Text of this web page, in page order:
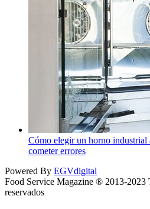
Cómo elegir un horno industrial
cometer errores
Powered By EGVdigital
Food Service Magazine ® 2013-2023
reservados